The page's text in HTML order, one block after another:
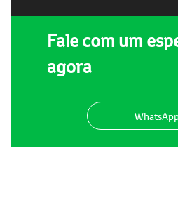
Fale com um
agora